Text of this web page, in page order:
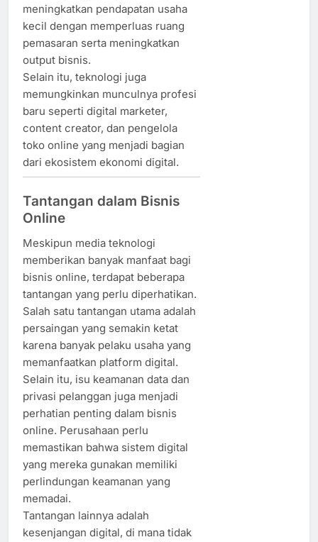
meningkatkan pendapatan usaha
kecil dengan memperluas ruang
pemasaran serta meningkatkan
output bisnis.
Selain itu, teknologi juga
memungkinkan munculnya profesi
baru seperti digital marketer,
content creator, dan pengelola
toko online yang menjadi bagian
dari ekosistem ekonomi digital.
Tantangan dalam Bisnis
Online
Meskipun media teknologi
memberikan banyak manfaat bagi
bisnis online, terdapat beberapa
tantangan yang perlu diperhatikan.
Salah satu tantangan utama adalah
persaingan yang semakin ketat
karena banyak pelaku usaha yang
memanfaatkan platform digital.
Selain itu, isu keamanan data dan
privasi pelanggan juga menjadi
perhatian penting dalam bisnis
online. Perusahaan perlu
memastikan bahwa sistem digital
yang mereka gunakan memiliki
perlindungan keamanan yang
memadai.
Tantangan lainnya adalah
kesenjangan digital, di mana tidak